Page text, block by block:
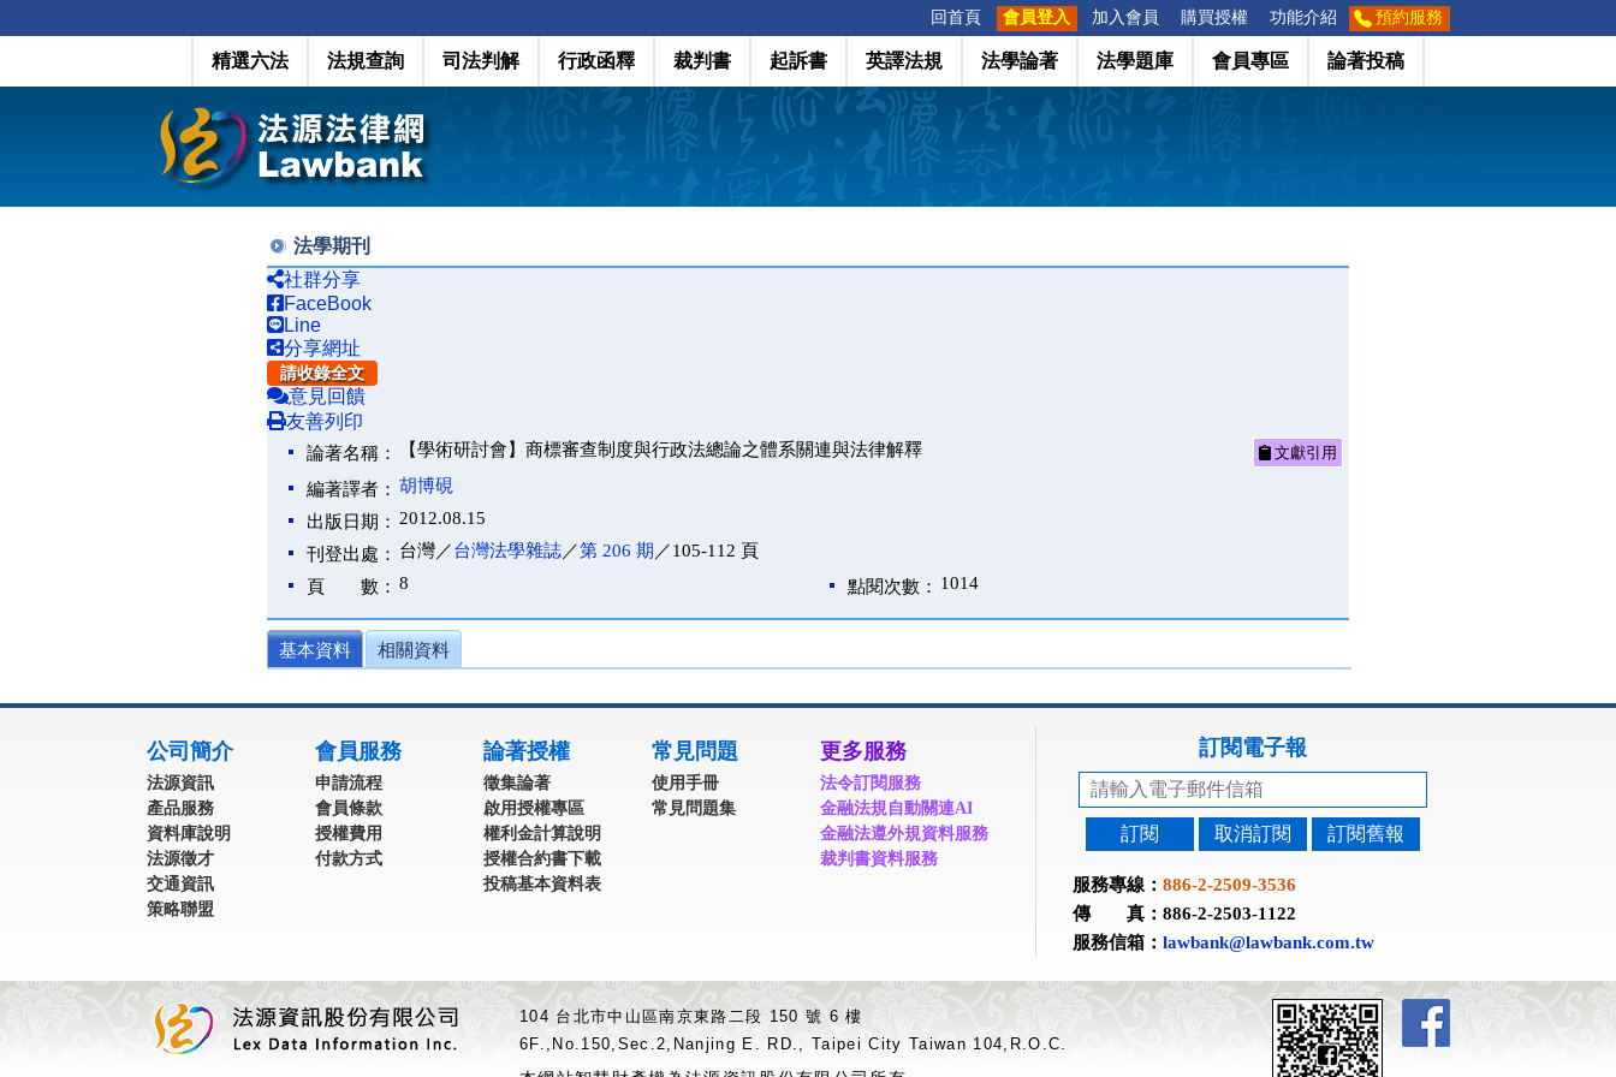
回首頁 會員登入 加入會員 購買授權 功能介紹 預約服務
精選六法 法規查詢 司法判解 行政函釋 裁判書 起訴書 英譯法規 法學論著 法學題庫 會員專區 論著投稿
法學期刊
社群分享
FaceBook
Line
分享網址
請收錄全文
意見回饋
友善列印
論著名稱： 【學術研討會】商標審查制度與行政法總論之體系關連與法律解釋 文獻引用
編著譯者： 胡博硯
出版日期： 2012.08.15
刊登出處： 台灣／台灣法學雜誌／第 206 期 ／105-112 頁
頁 數： 8 點閱次數： 1014
基本資料 相關資料
公司簡介
法源資訊
產品服務
資料庫說明
法源徵才
交通資訊
策略聯盟
會員服務
申請流程
會員條款
授權費用
付款方式
論著授權
徵集論著
啟用授權專區
權利金計算說明
授權合約書下載
投稿基本資料表
常見問題
使用手冊
常見問題集
更多服務
法令訂閱服務
金融法規自動關連AI
金融法遵外規資料服務
裁判書資料服務
訂閱電子報
訂閱 取消訂閱 訂閱舊報
服務專線： 886-2-2509-3536
傳 真：886-2-2503-1122
服務信箱： lawbank@lawbank.com.tw
104 台北市中山區南京東路二段 150 號 6 樓
6F.,No.150,Sec.2,Nanjing E. RD., Taipei City Taiwan 104,R.O.C.